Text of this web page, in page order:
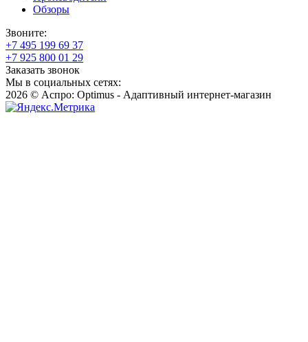
Обзоры
Звоните:
+7 495 199 69 37
+7 925 800 01 29
Заказать звонок
Мы в социальных сетях:
2026 © Аспро: Optimus - Адаптивный интернет-магазин